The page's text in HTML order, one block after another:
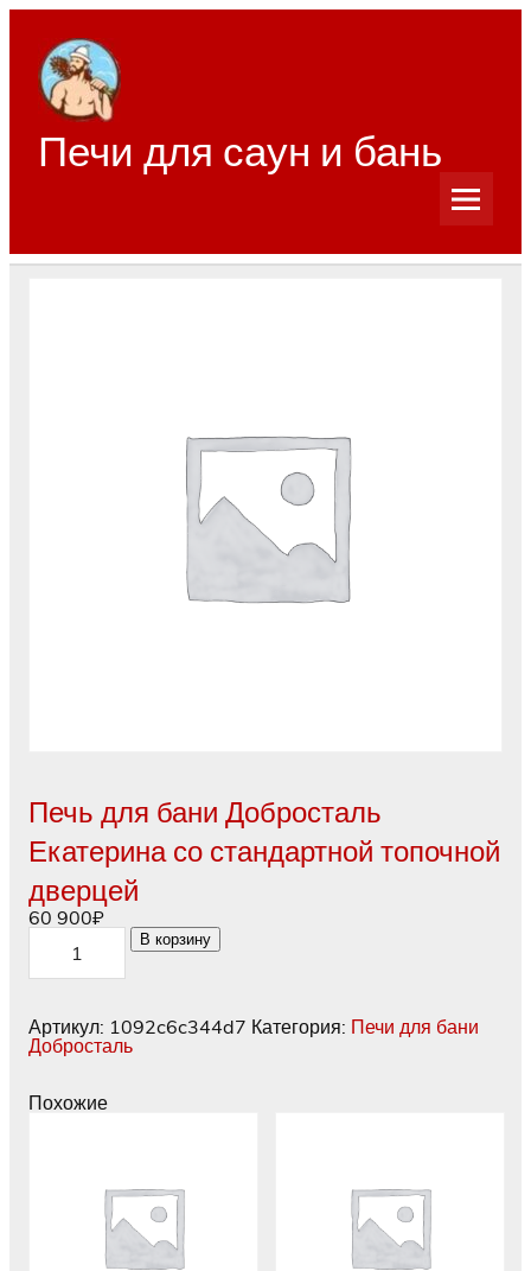
Перейти
содержимому
Печи для саун и бань
Печь для бани Добросталь
Екатерина со стандартной топочной
дверцей
60 900₽
Количество
товара
Печь
Добросталь
Екатерина
топочной
В корзину
Артикул: 1092c6c344d7 Категория: Печи для бани
Добросталь
Похожие